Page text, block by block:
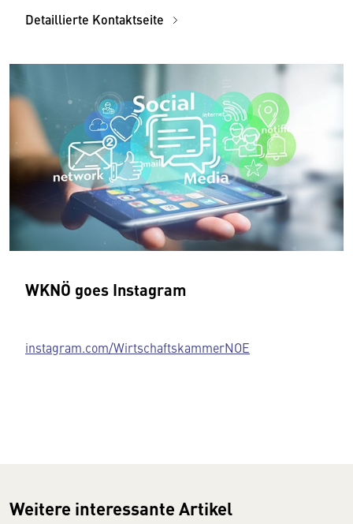
Detaillierte Kontaktseite
WKNÖ goes Instagram
instagram.com/WirtschaftskammerNOE
Weitere interessante Artikel